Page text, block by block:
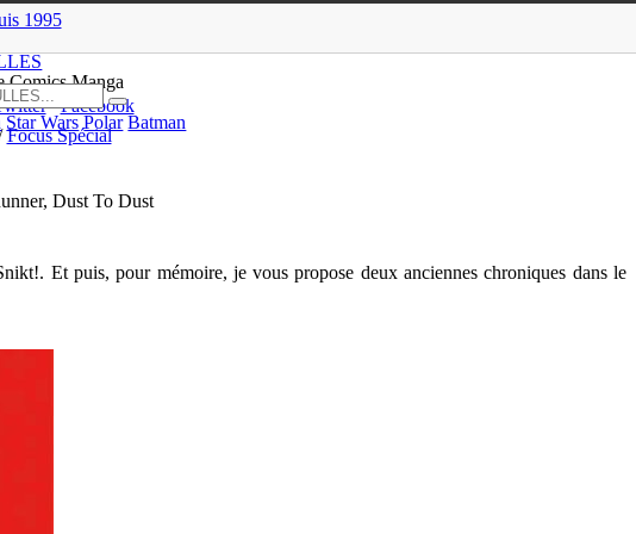
1995
Comics Manga
Star Wars Polar Batman
Facebook
Focus Spécial
Dust To Dust
Et puis, pour mémoire, je vous propose deux anciennes chroniques dans le